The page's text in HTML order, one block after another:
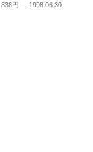
838円 — 1998.06.30